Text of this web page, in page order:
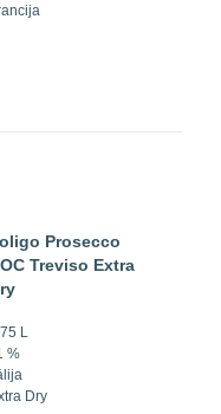
Prosecco
Treviso Extra
L
%
Dry